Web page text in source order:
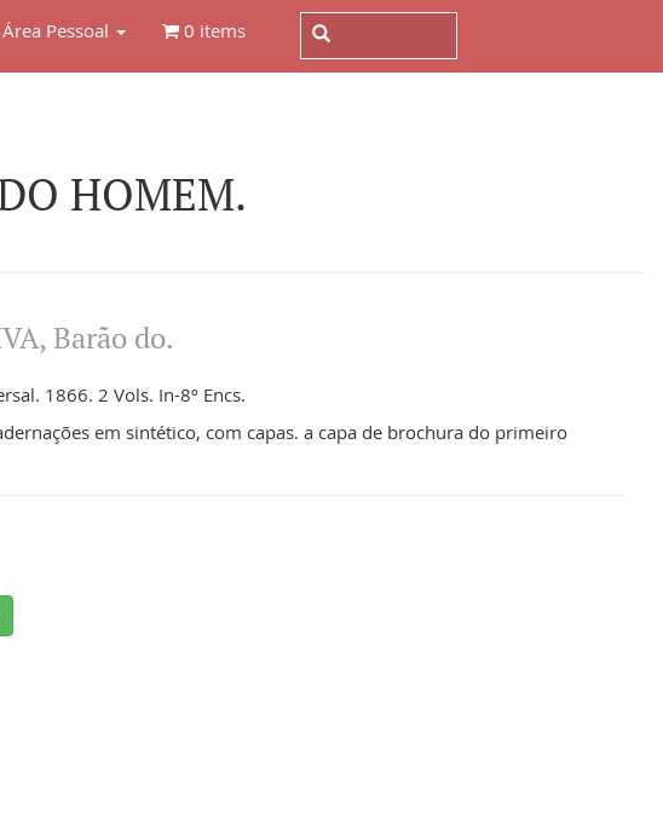
Área Pessoal 0 items
HOMEM.
Barão do.
1866. 2 Vols. In-8º Encs.
em sintético, com capas. a capa de brochura do primeiro